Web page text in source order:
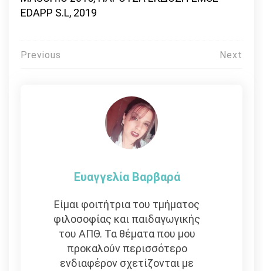
EDAPP S.L, 2019
Πλοήγηση
Previous Next
Ευαγγελία Βαρβαρά
Είμαι φοιτήτρια του τμήματος
φιλοσοφίας και παιδαγωγικής
του ΑΠΘ. Τα θέματα που μου
προκαλούν περισσότερο
ενδιαφέρον σχετίζονται με